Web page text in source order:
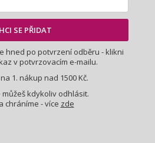
ý
p
i
s
u
SE PŘIDAT
hned po potvrzení odběru - klikni
v potvrzovacím e-mailu.
1. nákup nad 1500 Kč.
můžeš kdykoliv odhlásit.
chráníme - více zde